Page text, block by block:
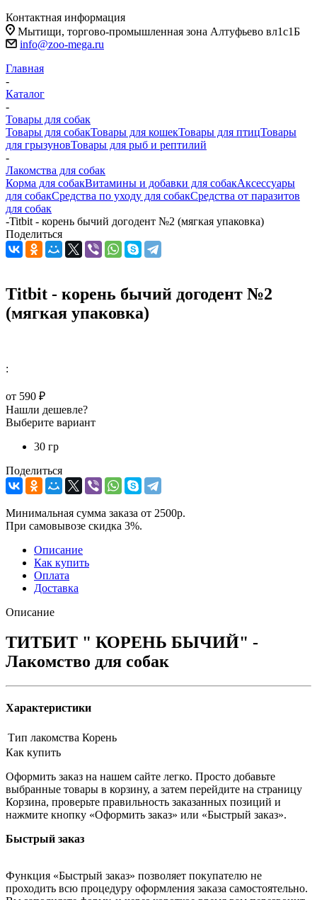
Контактная информация
Мытищи, торгово-промышленная зона Алтуфьево вл1с1Б
info@zoo-mega.ru
Главная
-
Каталог
-
Товары для собак
Товары для собакТовары для кошекТовары для птицТовары
для грызуновТовары для рыб и рептилий
-
Лакомства для собак
Корма для собакВитамины и добавки для собакАксессуары
для собакСредства по уходу для собакСредства от паразитов
для собак
-Titbit - корень бычий догодент №2 (мягкая упаковка)
Поделиться
Titbit - корень бычий догодент №2
(мягкая упаковка)
:
от 590 ₽
Нашли дешевле?
Выберите вариант
30 гр
Поделиться
Минимальная сумма заказа от 2500р.
При самовывозе скидка 3%.
Описание
Как купить
Оплата
Доставка
Описание
ТИТБИТ " КОРЕНЬ БЫЧИЙ" -
Лакомство для собак
Характеристики
Тип лакомства Корень
Как купить
Оформить заказ на нашем сайте легко. Просто добавьте
выбранные товары в корзину, а затем перейдите на страницу
Корзина, проверьте правильность заказанных позиций и
нажмите кнопку «Оформить заказ» или «Быстрый заказ».
Быстрый заказ
Функция «Быстрый заказ» позволяет покупателю не
проходить всю процедуру оформления заказа самостоятельно.